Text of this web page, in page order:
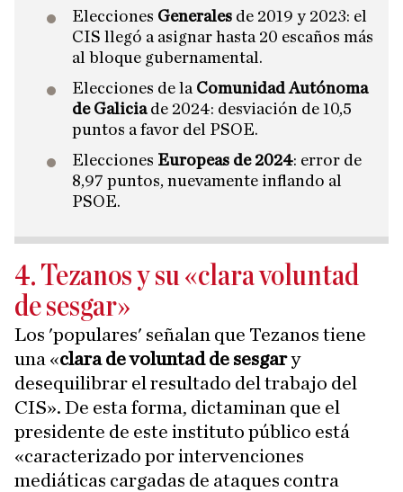
Elecciones Generales de 2019 y 2023: el
CIS llegó a asignar hasta 20 escaños más
al bloque gubernamental.
Elecciones de laComunidad Autónoma
de Galicia de 2024: desviación de 10,5
puntos a favor del PSOE.
Elecciones Europeas de 2024: error de
8,97 puntos, nuevamente inflando al
PSOE.
4. Tezanos y su «clara voluntad
de sesgar»
Los 'populares' señalan que Tezanos tiene
una «clara de voluntad de sesgary
desequilibrar el resultado del trabajo del
CIS». De esta forma, dictaminan que el
presidente de este instituto público está
«caracterizado por intervenciones
mediáticas cargadas de ataques contra